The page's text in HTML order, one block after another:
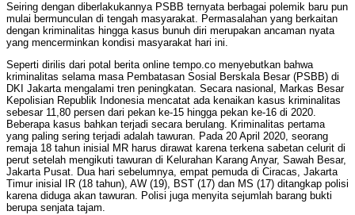
Seiring dengan diberlakukannya PSBB ternyata berbagai polemik baru pun
mulai bermunculan di tengah masyarakat. Permasalahan yang berkaitan
dengan kriminalitas hingga kasus bunuh diri merupakan ancaman nyata
yang mencerminkan kondisi masyarakat hari ini.
Seperti dirilis dari potal berita online tempo.co menyebutkan bahwa
kriminalitas selama masa Pembatasan Sosial Berskala Besar (PSBB) di
DKI Jakarta mengalami tren peningkatan. Secara nasional, Markas Besar
Kepolisian Republik Indonesia mencatat ada kenaikan kasus kriminalitas
sebesar 11,80 persen dari pekan ke-15 hingga pekan ke-16 di 2020.
Beberapa kasus bahkan terjadi secara berulang. Kriminalitas pertama
yang paling sering terjadi adalah tawuran. Pada 20 April 2020, seorang
remaja 18 tahun inisial MR harus dirawat karena terkena sabetan celurit di
perut setelah mengikuti tawuran di Kelurahan Karang Anyar, Sawah Besar,
Jakarta Pusat. Dua hari sebelumnya, empat pemuda di Ciracas, Jakarta
Timur inisial IR (18 tahun), AW (19), BST (17) dan MS (17) ditangkap polisi
karena diduga akan tawuran. Polisi juga menyita sejumlah barang bukti
berupa senjata tajam.